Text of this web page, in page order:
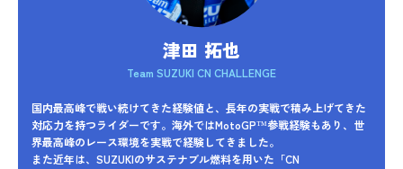
津田 拓也
Team SUZUKI CN CHALLENGE
国内最高峰で戦い続けてきた経験値と、長年の実戦で積み上げてきた
対応力を持つライダーです。海外ではMotoGP™参戦経験もあり、世
界最高峰のレース環境を実戦で経験してきました。
また近年は、SUZUKIのサステナブル燃料を用いた「CN